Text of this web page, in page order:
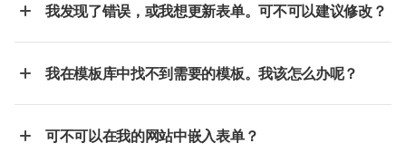
我发现了错误，或我想更新表单。可不可以建议修改？
我在模板库中找不到需要的模板。我该怎么办呢？
可不可以在我的网站中嵌入表单？